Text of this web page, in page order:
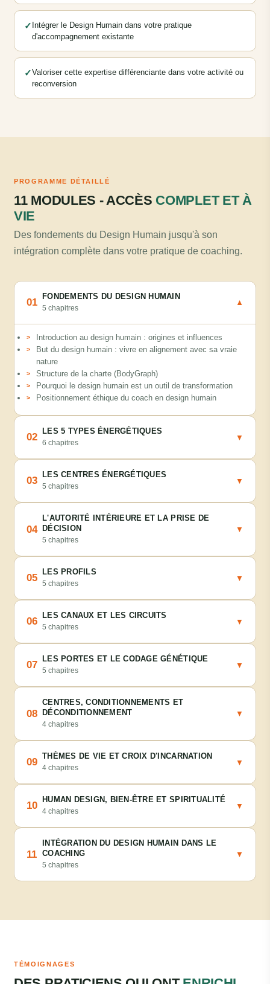
✓ Intégrer le Design Humain dans votre pratique
d'accompagnement existante
✓Valoriser cette expertise différenciante dans votre activité ou
reconversion
PROGRAMME DÉTAILLÉ
11 MODULES - ACCÈS COMPLET ET À
VIE
Des fondements du Design Humain jusqu'à son
intégration complète dans votre pratique de coaching.
01
FONDEMENTS DU DESIGN HUMAIN
5 chapitres
▼
Introduction au design humain : origines et influences
But du design humain : vivre en alignement avec sa vraie
nature
Structure de la charte (BodyGraph)
Pourquoi le design humain est un outil de transformation
Positionnement éthique du coach en design humain
02
LES 5 TYPES ÉNERGÉTIQUES
6 chapitres
▼
03
LES CENTRES ÉNERGÉTIQUES
5 chapitres
▼
04
L'AUTORITÉ INTÉRIEURE ET LA PRISE DE
DÉCISION
5 chapitres
▼
05
LES PROFILS
5 chapitres
▼
06
LES CANAUX ET LES CIRCUITS
5 chapitres
▼
07
LES PORTES ET LE CODAGE GÉNÉTIQUE
5 chapitres
▼
08
CENTRES, CONDITIONNEMENTS ET
DÉCONDITIONNEMENT
4 chapitres
▼
09
THÈMES DE VIE ET CROIX D'INCARNATION
4 chapitres
▼
10
HUMAN DESIGN, BIEN-ÊTRE ET SPIRITUALITÉ
4 chapitres
▼
11
INTÉGRATION DU DESIGN HUMAIN DANS LE
COACHING
5 chapitres
▼
TÉMOIGNAGES